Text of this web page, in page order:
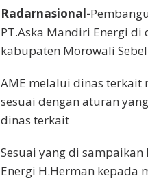
Radarnasional-
PT.Aska Mandiri Energi
kabupaten Morowali
AME melalui dinas terkait
sesuai dengan aturan
dinas terkait
Sesuai yang di
Energi H.Herman kepada